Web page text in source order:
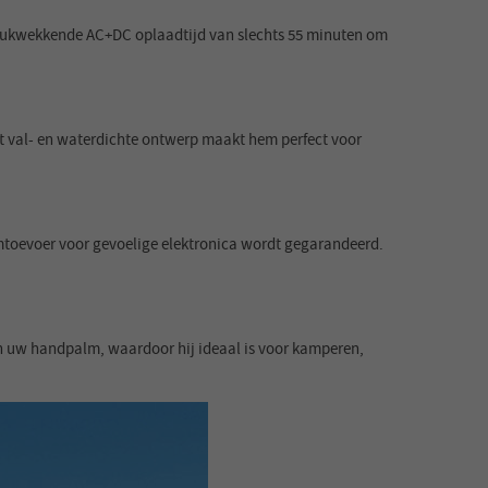
AC+DC oplaadtijd van slechts 55 minuten om
val- en waterdichte ontwerp maakt hem perfect voor
voor gevoelige elektronica wordt gegarandeerd.
uw handpalm, waardoor hij ideaal is voor kamperen,